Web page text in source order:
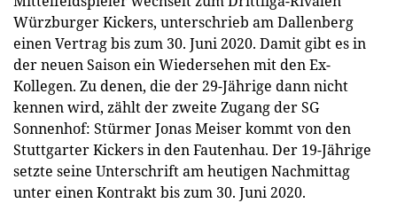
Würzburger Kickers, unterschrieb am Dallenberg
einen Vertrag bis zum 30. Juni 2020. Damit gibt es in
der neuen Saison ein Wiedersehen mit den Ex-
Kollegen. Zu denen, die der 29-Jährige dann nicht
kennen wird, zählt der zweite Zugang der SG
Sonnenhof: Stürmer Jonas Meiser kommt von den
Stuttgarter Kickers in den Fautenhau. Der 19-Jährige
setzte seine Unterschrift am heutigen Nachmittag
unter einen Kontrakt bis zum 30. Juni 2020.